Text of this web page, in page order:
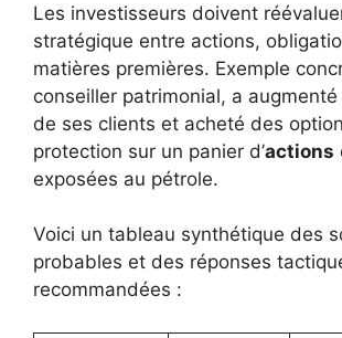
Les investisseurs doivent
stratégique entre actions,
matières premières. Exemple
conseiller patrimonial, a
de ses clients et acheté des
protection sur un panier d’actions
exposées au pétrole.
Voici un tableau synthétique des
probables et des réponses
recommandées :